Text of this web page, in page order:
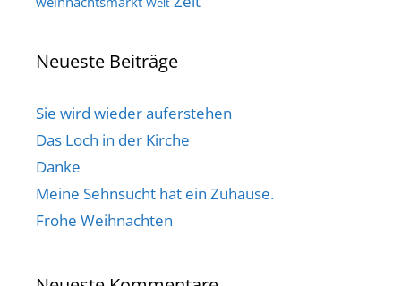
Neueste Beiträge
Sie wird wieder auferstehen
Das Loch in der Kirche
Danke
Meine Sehnsucht hat ein Zuhause.
Frohe Weihnachten